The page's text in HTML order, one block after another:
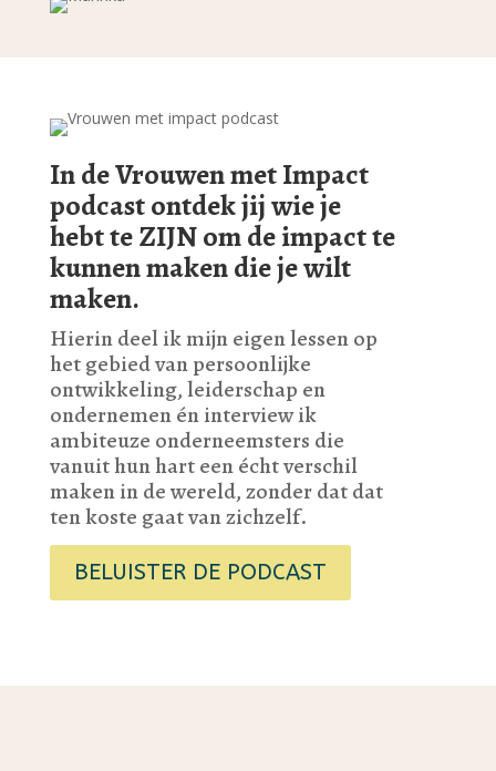
In de Vrouwen met Impact
podcast ontdek jij wie je
hebt te ZIJN om de impact te
kunnen maken die je wilt
maken.
Hierin deel ik mijn eigen lessen op
het gebied van persoonlijke
ontwikkeling, leiderschap en
ondernemen én interview ik
ambiteuze onderneemsters die
vanuit hun hart een écht verschil
maken in de wereld, zonder dat dat
ten koste gaat van zichzelf.
BELUISTER DE PODCAST